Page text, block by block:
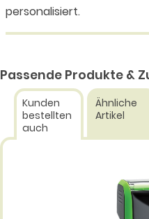
personalisiert.
Passende Produkte &
Kunden
bestellten
auch
Ähnliche
Artikel